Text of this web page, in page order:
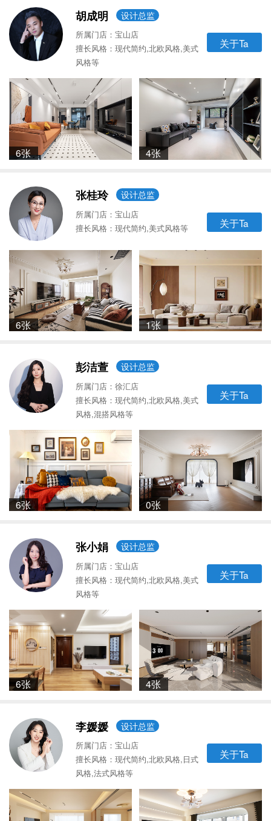
胡成明 设计总监
所属门店：宝山店
擅长风格：现代简约,北欧风格,美式
风格等
关于Ta
6张 4张
张桂玲 设计总监
所属门店：宝山店
擅长风格：现代简约,美式风格等
关于Ta
6张 1张
彭洁萱 设计总监
所属门店：徐汇店
擅长风格：现代简约,北欧风格,美式
风格,混搭风格等
关于Ta
6张 0张
张小娟 设计总监
所属门店：宝山店
擅长风格：现代简约,北欧风格,美式
风格等
关于Ta
6张 4张
李媛媛 设计总监
所属门店：宝山店
擅长风格：现代简约,北欧风格,日式
风格,法式风格等
关于Ta